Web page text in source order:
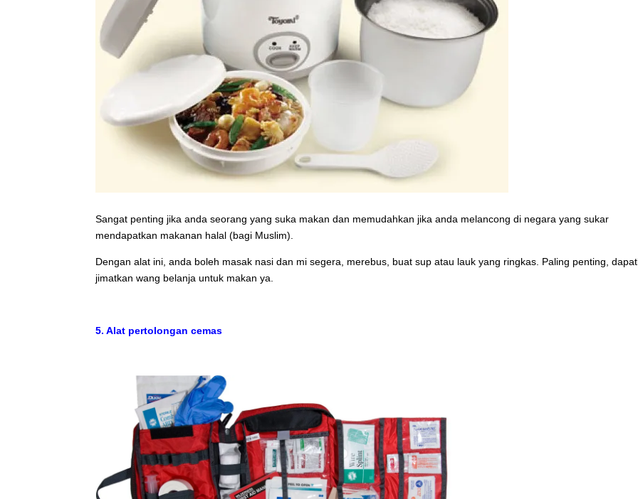
Sangat penting jika anda seorang yang suka makan dan memudahkan jika anda melancong di negara yang sukar
mendapatkan makanan halal (bagi Muslim).
Dengan alat ini, anda boleh masak nasi dan mi segera, merebus, buat sup atau lauk yang ringkas. Paling penting,
jimatkan wang belanja untuk makan ya.
5. Alat pertolongan cemas